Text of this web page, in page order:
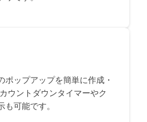
ポップアップを簡単に作成・
ウントダウンタイマーやク
も可能です。